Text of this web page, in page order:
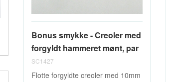
Bonus smykke - Creoler med
forgyldt hammeret mønt, par
SC1427
Flotte forgyldte creoler med 10mm